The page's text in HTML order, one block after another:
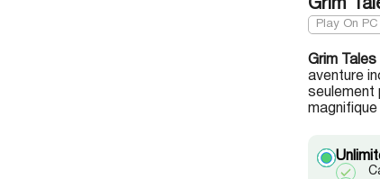
Grim
Play On PC
Grim
aventure
seulement